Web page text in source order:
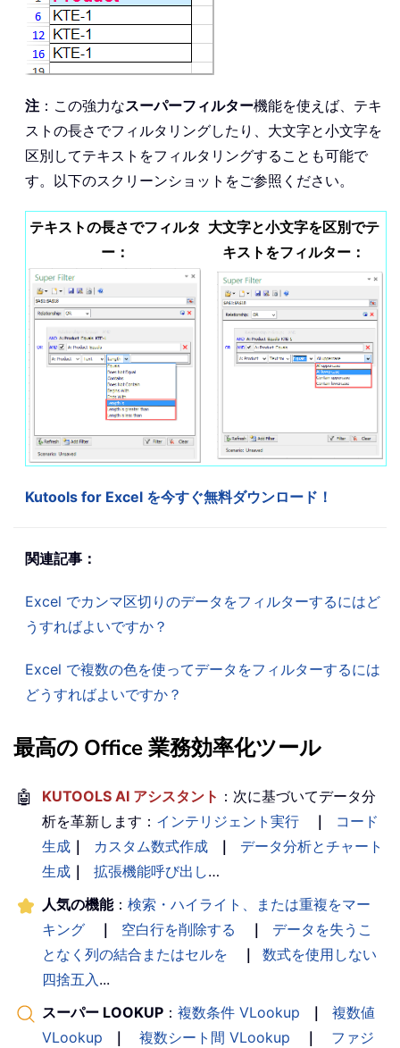
注 ：この強力なスーパーフィルター機能を使えば、テキ
ストの長さでフィルタリングしたり、大文字と小文字を
区別してテキストをフィルタリングすることも可能で
す。以下のスクリーンショットをご参照ください。
テキストの長さでフィルタ
ー：
大文字と小文字を区別でテ
キストをフィルター：
Kutools for Excel を今すぐ無料ダウンロード！
関連記事：
Excel でカンマ区切りのデータをフィルターするにはど
うすればよいですか？
Excel で複数の色を使ってデータをフィルターするには
どうすればよいですか？
最高の Office 業務効率化ツール
🤖 KUTOOLS AI アシスタント ：次に基づいてデータ分
析を革新します： インテリジェント実行 ｜
コード
生成 ｜ カスタム数式作成 ｜
データ分析とチャート
生成 ｜ 拡張機能呼び出し…
人気の機能： 検索・ハイライト、または重複をマー
キング
｜ 空白行を削除する ｜
データを失うこ
となく列の結合またはセルを
｜
数式を使用しない
四捨五入...
スーパー LOOKUP ： 複数条件 VLookup ｜
複数値
VLookup
｜ 複数シート間 VLookup ｜
ファジ